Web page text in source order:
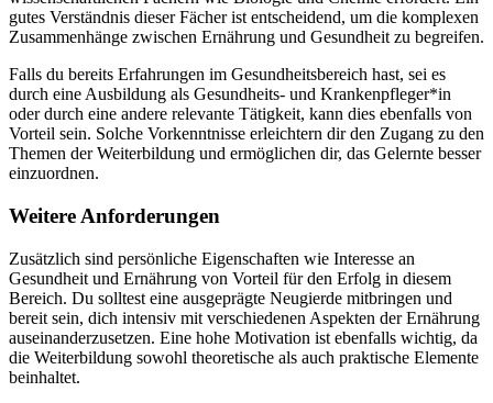
gutes Verständnis dieser Fächer ist entscheidend, um die komplexen
Zusammenhänge zwischen Ernährung und Gesundheit zu begreifen.
Falls du bereits Erfahrungen im Gesundheitsbereich hast, sei es
durch eine Ausbildung als Gesundheits- und Krankenpfleger*in
oder durch eine andere relevante Tätigkeit, kann dies ebenfalls von
Vorteil sein. Solche Vorkenntnisse erleichtern dir den Zugang zu den
Themen der Weiterbildung und ermöglichen dir, das Gelernte besser
einzuordnen.
Weitere Anforderungen
Zusätzlich sind persönliche Eigenschaften wie Interesse an
Gesundheit und Ernährung von Vorteil für den Erfolg in diesem
Bereich. Du solltest eine ausgeprägte Neugierde mitbringen und
bereit sein, dich intensiv mit verschiedenen Aspekten der Ernährung
auseinanderzusetzen. Eine hohe Motivation ist ebenfalls wichtig, da
die Weiterbildung sowohl theoretische als auch praktische Elemente
beinhaltet.